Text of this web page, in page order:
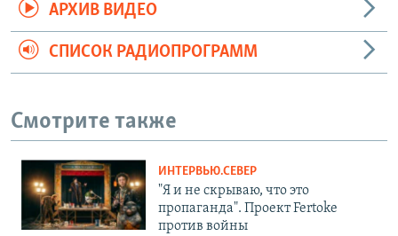
АРХИВ ВИДЕО
СПИСОК РАДИОПРОГРАММ
Смотрите также
ИНТЕРВЬЮ.СЕВЕР
"Я и не скрываю, что это
пропаганда". Проект Fertoke
против войны